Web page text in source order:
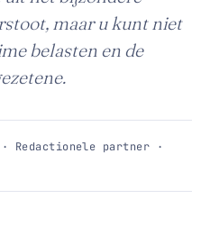
maar u kunt niet
belasten en de
· Redactionele partner ·